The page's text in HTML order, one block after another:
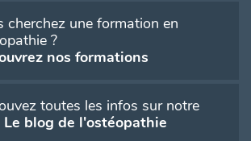
cherchez une formation en
?
nos formations
toutes les infos sur notre
Le blog de l'ostéopathie